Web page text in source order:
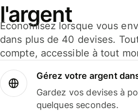
l'argent
Économisez lorsque vous
dans plus de 40 devises.
compte, accessible à tout
Gérez votre argent
Gardez vos devises à
quelques secondes.